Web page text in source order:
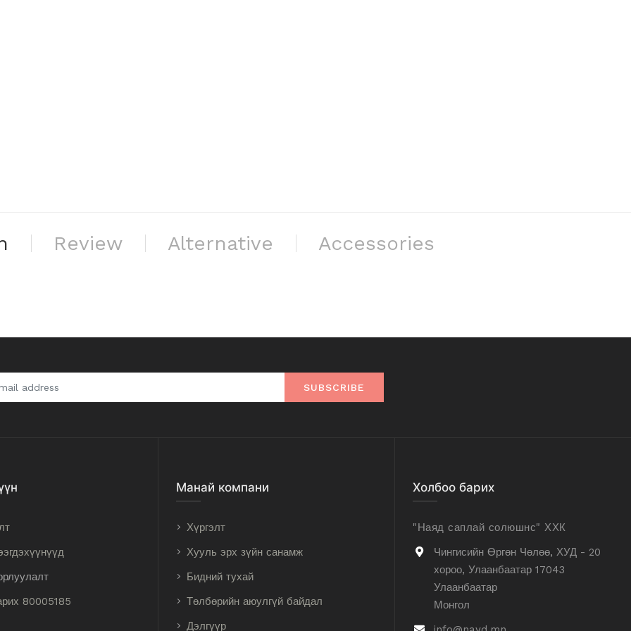
Review Alternative Accessories
SUBSCRIBE
80005185
Манай компани
Хүргэлт
Хууль эрх зүйн санамж
Бидний тухай
Төлбөрийн аюулгүй байдал
Дэлгүүр
Холбоо барих
"Наяд саплай солюшнс" ХХК
Чингисийн Өргөн Чөлөө, ХУД - 20
хороо, Улаанбаатар 17043
Улаанбаатар
Монгол